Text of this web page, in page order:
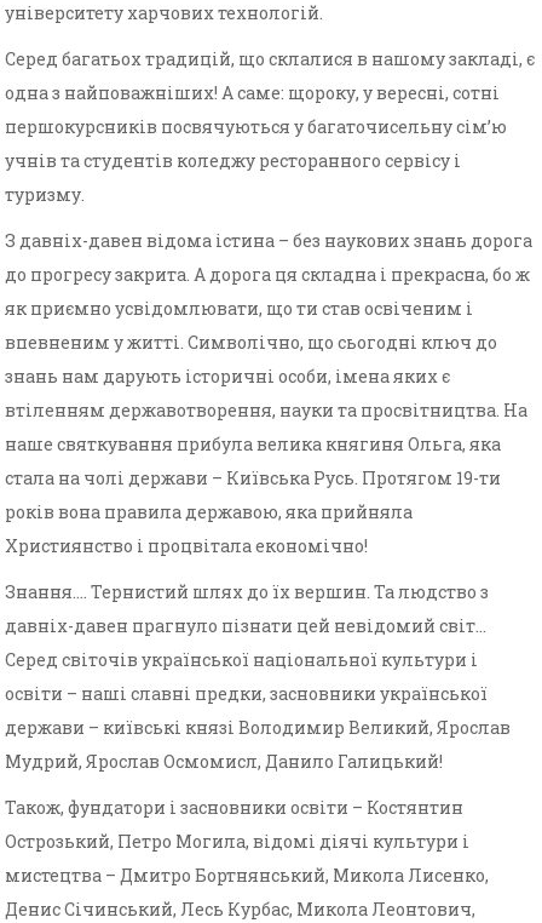
університету харчових технологій.
Серед багатьох традицій, що склалися в нашому закладі, є
одна з найповажніших! А саме: щороку, у вересні, сотні
першокурсників посвячуються у багаточисельну сім’ю
учнів та студентів коледжу ресторанного сервісу і
туризму.
З давніх-давен відома істина – без наукових знань дорога
до прогресу закрита. А дорога ця складна і прекрасна, бо ж
як приємно усвідомлювати, що ти став освіченим і
впевненим у житті. Символічно, що сьогодні ключ до
знань нам дарують історичні особи, імена яких є
втіленням державотворення, науки та просвітництва. На
наше святкування прибула велика княгиня Ольга, яка
стала на чолі держави – Київська Русь. Протягом 19-ти
років вона правила державою, яка прийняла
Християнство і процвітала економічно!
Знання…. Тернистий шлях до їх вершин. Та людство з
давніх-давен прагнуло пізнати цей невідомий світ…
Серед світочів української національної культури і
освіти – наші славні предки, засновники української
держави – київські князі Володимир Великий, Ярослав
Мудрий, Ярослав Осмомисл, Данило Галицький!
Також, фундатори і засновники освіти – Костянтин
Острозький, Петро Могила, відомі діячі культури і
мистецтва – Дмитро Бортнянський, Микола Лисенко,
Денис Січинський, Лесь Курбас, Микола Леонтович,